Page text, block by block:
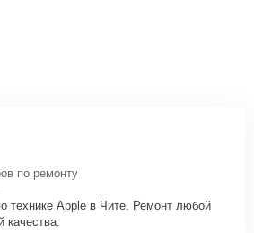
по ремонту
технике Apple в Чите. Ремонт любой
качества.